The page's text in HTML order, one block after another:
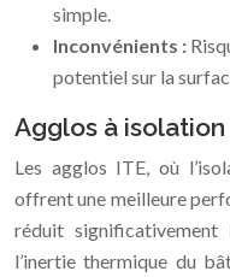
simple.
Inconvénients :
potentiel sur la
Agglos à isolation
Les agglos ITE, où
offrent une meilleure
réduit
l’inertie thermique du